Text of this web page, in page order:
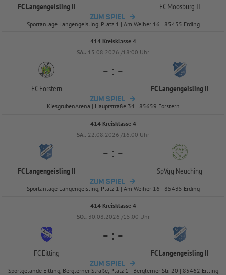
FC Langengeisling II FC Moosburg II
ZUM SPIEL
Sportanlage Langengeisling, Platz 1 | Am Weiher 16 | 85435 Erding
414 Kreisklasse 4
SA.. 15.08.2026 /18:00 Uhr
FC Forstern
- : -
FC Langengeisling II
ZUM SPIEL
KiesgrubenArena | Hauptstraße 34 | 85659 Forstern
414 Kreisklasse 4
SA.. 22.08.2026 /16:00 Uhr
FC Langengeisling II
- : -
SpVgg Neuching
ZUM SPIEL
Sportanlage Langengeisling, Platz 1 | Am Weiher 16 | 85435 Erding
414 Kreisklasse 4
SO.. 30.08.2026 /15:00 Uhr
FC Eitting
- : -
FC Langengeisling II
ZUM SPIEL
Sportgelände Eitting, Berglerner Straße, Platz 1 | Berglerner Str. 20 | 85462 Eitting